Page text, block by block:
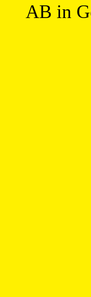
AB in